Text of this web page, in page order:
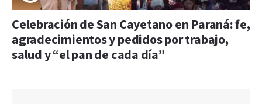
Celebración de San Cayetano en Paraná: fe,
agradecimientos y pedidos por trabajo,
salud y “el pan de cada día”